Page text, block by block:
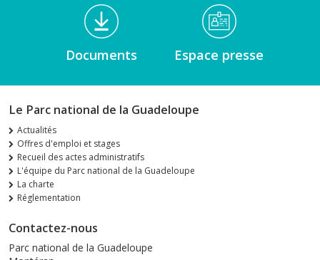
Documents Espace presse
Le Parc national de la Guadeloupe
Actualités
Offres d'emploi et stages
Recueil des actes administratifs
L'équipe du Parc national de la Guadeloupe
La charte
Réglementation
Contactez-nous
Parc national de la Guadeloupe